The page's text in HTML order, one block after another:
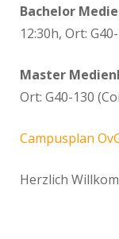
Bachelor
12:30h, Ort:
Master
Ort: G40-130
Campusplan
Herzlich